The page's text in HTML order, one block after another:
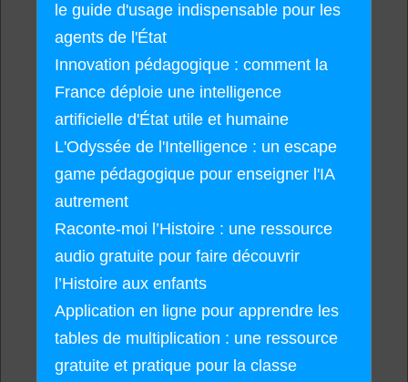
le guide d'usage indispensable pour les
agents de l'État
Innovation pédagogique : comment la
France déploie une intelligence
artificielle d'État utile et humaine
L'Odyssée de l'Intelligence : un escape
game pédagogique pour enseigner l'IA
autrement
Raconte-moi l’Histoire : une ressource
audio gratuite pour faire découvrir
l’Histoire aux enfants
Application en ligne pour apprendre les
tables de multiplication : une ressource
gratuite et pratique pour la classe